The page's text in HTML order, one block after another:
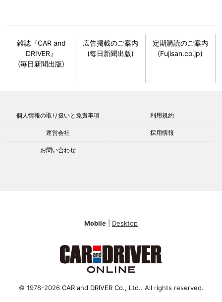
雑誌『CAR and
DRIVER』
(毎日新聞出版)
広告掲載のご案内
(毎日新聞出版)
定期購読のご案内
(Fujisan.co.jp)
個人情報の取り扱いと免責事項 利用規約
運営会社 採用情報
お問い合わせ
Mobile Desktop
© 1978-2026 CAR and DRIVER Co., Ltd.. All rights reserved.